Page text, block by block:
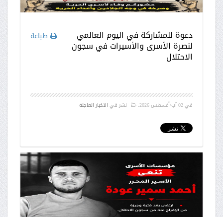
طباعة دعوة للمشاركة في اليوم العالمي
لنصرة الأسرى والأسيرات في سجون
الاحتلال
في02 آب/أغسطس 2026 . نشر في الاخبار العاجلة